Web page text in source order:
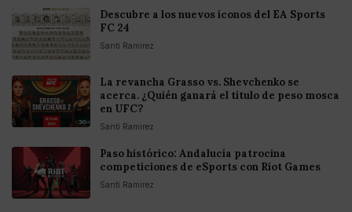
Descubre a los nuevos íconos del EA Sports
FC 24
Santi Ramirez
La revancha Grasso vs. Shevchenko se
acerca. ¿Quién ganará el título de peso mosca
en UFC?
Santi Ramirez
Paso histórico: Andalucía patrocina
competiciones de eSports con Riot Games
Santi Ramirez